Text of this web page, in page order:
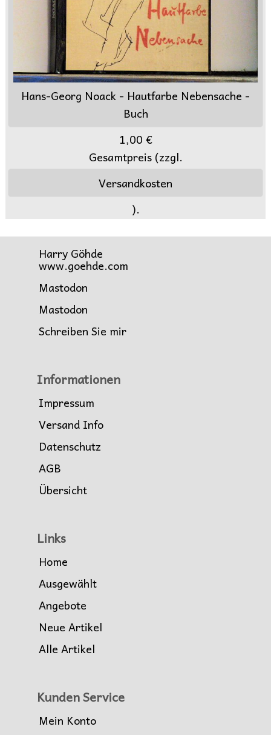
Hans-Georg Noack - Hautfarbe Nebensache -
Buch
1,00 €
Gesamtpreis (zzgl.
Versandkosten
).
Harry Göhde
www.goehde.com
Mastodon
Mastodon
Schreiben Sie mir
Informationen
Impressum
Versand Info
Datenschutz
AGB
Übersicht
Links
Home
Ausgewählt
Angebote
Neue Artikel
Alle Artikel
Kunden Service
Mein Konto